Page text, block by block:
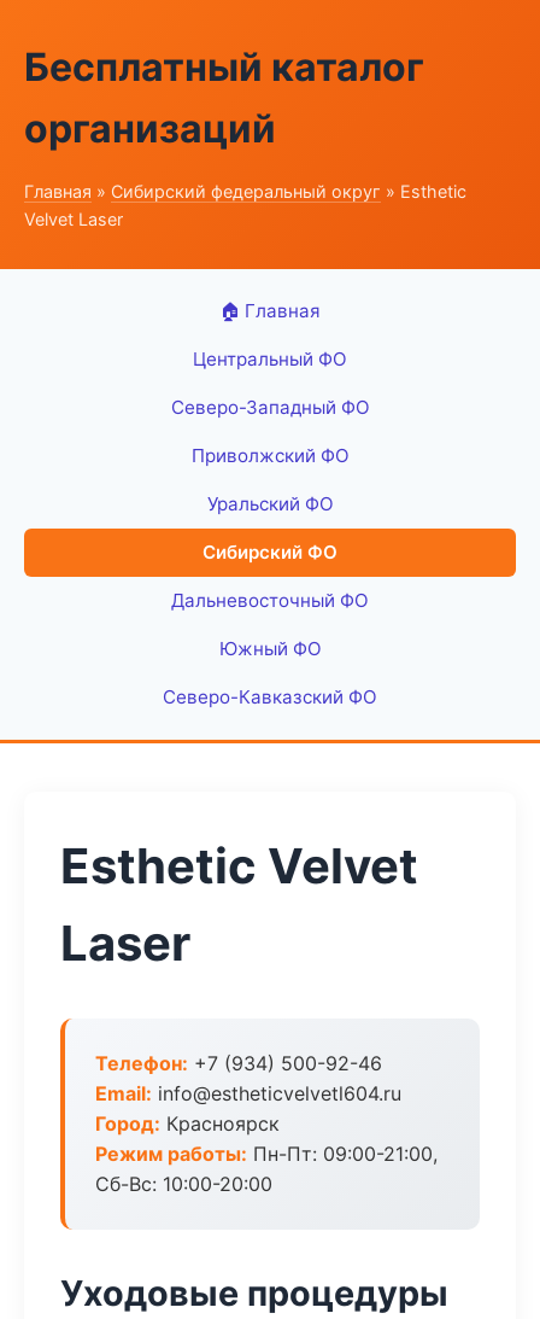
Бесплатный каталог
организаций
Главная » Сибирский федеральный округ » Esthetic
Velvet Laser
🏠 Главная
Центральный ФО
Северо-Западный ФО
Приволжский ФО
Уральский ФО
Сибирский ФО
Дальневосточный ФО
Южный ФО
Северо-Кавказский ФО
Esthetic Velvet
Laser
Телефон: +7 (934) 500-92-46
Email: info@estheticvelvetl604.ru
Город: Красноярск
Режим работы: Пн-Пт: 09:00-21:00,
Сб-Вс: 10:00-20:00
Уходовые процедуры